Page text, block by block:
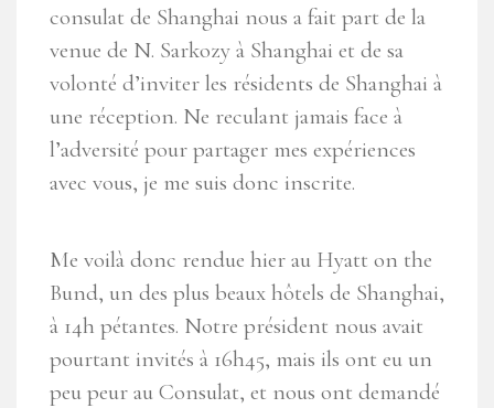
consulat de Shanghai nous a fait part de la
venue de N. Sarkozy à Shanghai et de sa
volonté d’inviter les résidents de Shanghai à
une réception. Ne reculant jamais face à
l’adversité pour partager mes expériences
avec vous, je me suis donc inscrite.
Me voilà donc rendue hier au Hyatt on the
Bund, un des plus beaux hôtels de Shanghai,
à 14h pétantes. Notre président nous avait
pourtant invités à 16h45, mais ils ont eu un
peu peur au Consulat, et nous ont demandé